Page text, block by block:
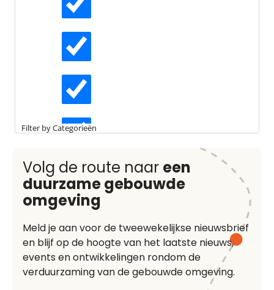
Partnernieuws
Filter by Categorieën
Registreer nu
Volg de route naar een
duurzame gebouwde
omgeving
Meld je aan voor de tweewekelijkse nieuwsbrief
en blijf op de hoogte van het laatste nieuws,
events en ontwikkelingen rondom de
verduurzaming van de gebouwde omgeving.